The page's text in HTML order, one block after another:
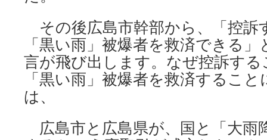
その後広島市幹部から、「控訴
「黒い雨」被爆者を救済できる
言が飛び出します。なぜ控訴す
「黒い雨」被爆者を救済するこ
は、
広島市と広島県が、国と「大雨